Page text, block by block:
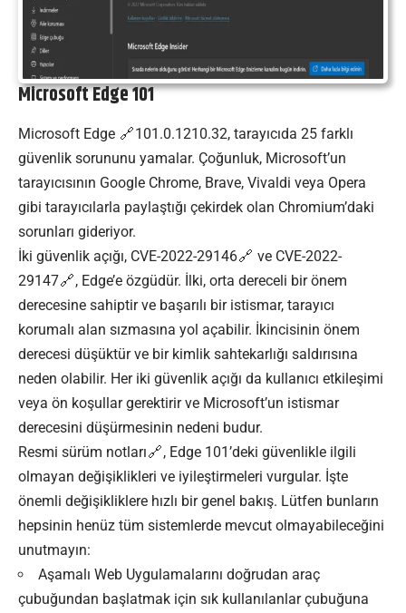
Microsoft Edge 101
Microsoft Edge
101.0.1210.32, tarayıcıda 25 farklı
güvenlik sorununu yamalar. Çoğunluk, Microsoft’un
tarayıcısının Google Chrome, Brave, Vivaldi veya Opera
gibi tarayıcılarla paylaştığı çekirdek olan Chromium’daki
sorunları gideriyor.
İki güvenlik açığı, CVE-2022-29146 ve CVE-2022-
29147
, Edge’e özgüdür. İlki, orta dereceli bir önem
derecesine sahiptir ve başarılı bir istismar, tarayıcı
korumalı alan sızmasına yol açabilir. İkincisinin önem
derecesi düşüktür ve bir kimlik sahtekarlığı saldırısına
neden olabilir. Her iki güvenlik açığı da kullanıcı etkileşimi
veya ön koşullar gerektirir ve Microsoft’un istismar
derecesini düşürmesinin nedeni budur.
Resmi sürüm notları
, Edge 101’deki güvenlikle ilgili
olmayan değişiklikleri ve iyileştirmeleri vurgular. İşte
önemli değişikliklere hızlı bir genel bakış. Lütfen bunların
hepsinin henüz tüm sistemlerde mevcut olmayabileceğini
unutmayın:
Aşamalı Web Uygulamalarını doğrudan araç
çubuğundan başlatmak için sık kullanılanlar çubuğuna